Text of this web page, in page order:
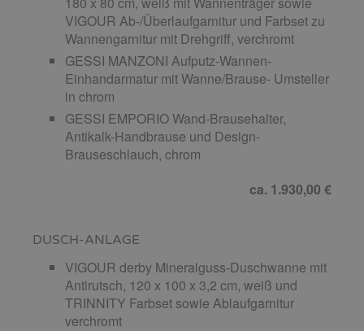
VIGOUR Ab-/Überlaufgarnitur und Farbset zu
Wannengarnitur mit Drehgriff, verchromt
GESSI MANZONI Aufputz-Wannen-
Einhandarmatur mit Wanne/Brause- Umsteller
in chrom
GESSI EMPORIO Wand-Brausehalter,
Antikalk-Handbrause und Design-
Brauseschlauch, chrom
ca. 1.930,00 €
DUSCH-ANLAGE
VIGOUR derby Mineralguss-Duschwanne mit
Antirutsch, 120 x 100 x 3,2 cm, weiß und
TRINNITY Farbset sowie Ablaufgarnitur
verchromt